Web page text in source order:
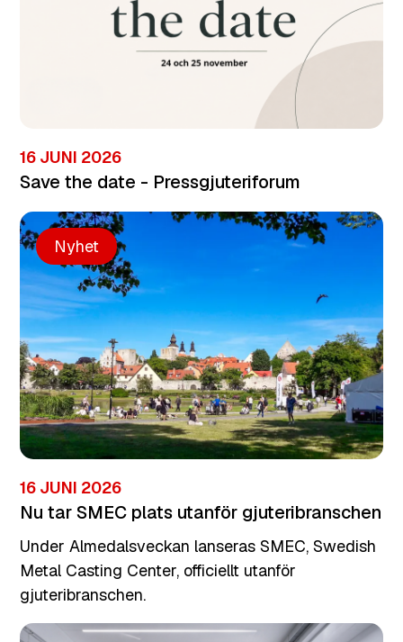
16 JUNI 2026
Save the date - Pressgjuteriforum
Nyhet
16 JUNI 2026
Nu tar SMEC plats utanför gjuteribranschen
Under Almedalsveckan lanseras SMEC, Swedish
Metal Casting Center, officiellt utanför
gjuteribranschen.